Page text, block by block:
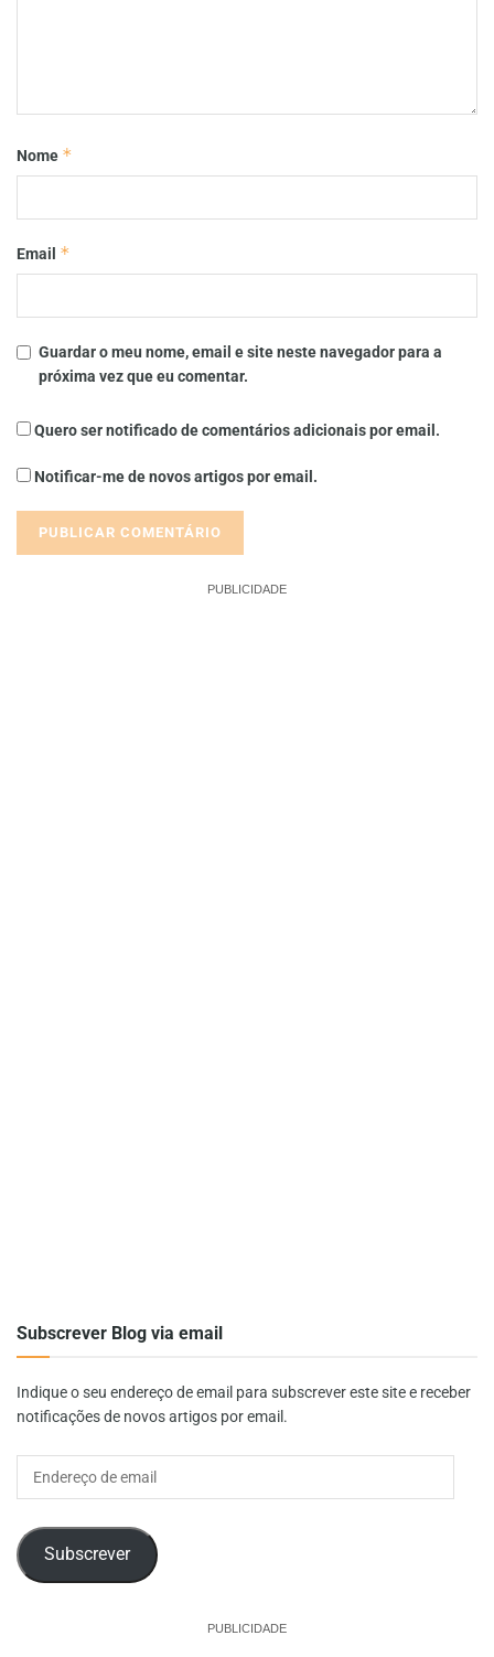
Nome *
Email *
Guardar o meu nome, email e site neste navegador para a
próxima vez que eu comentar.
Quero ser notificado de comentários adicionais por email.
Notificar-me de novos artigos por email.
PUBLICIDADE
Subscrever Blog via email
Indique o seu endereço de email para subscrever este site e receber
notificações de novos artigos por email.
Endereço
Subscrever
PUBLICIDADE